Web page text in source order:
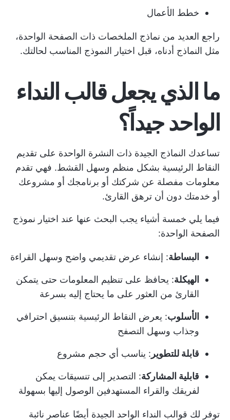
خطط الأعمال
راجع العديد من نماذج الملخصات ذات الصفحة الواحدة،
مثل النماذج أدناه، قبل اختيار النموذج المناسب لحالتك.
ما الذي يجعل قالب النداء
الواحد جيداً؟
تساعدك النماذج الجيدة ذات النشرة الواحدة على تقديم
النقاط الرئيسية بشكل منظم وسهل القشط. فهي تقدم
معلومات مفصلة عن شركتك أو برنامجك أو مشروعك
أو خدمتك دون أن ترهق القارئ.
فيما يلي خمسة أشياء يجب البحث عنها عند اختيار نموذج
الصفحة الواحدة:
البساطة: إنشاء عرض تقديمي واضح وسهل القراءة
الهيكلة: يحافظ على تنظيم المعلومات حتى يتمكن
القارئ من العثور على ما يحتاج إليه بسرعة
الأسلوب: يعرض النقاط الرئيسية بتنسيق احترافي
وجذاب وسهل التصفح
قابلة للتطوير : يناسب أي حجم مشروع
قابلية المشاركة: التصدير إلى تنسيقات يمكن
لفريقك والقراء المستهدفين الوصول إليها بسهولة
توفر لك قوالب النداء الواحد الجيدة أيضًا عناصر نائبة